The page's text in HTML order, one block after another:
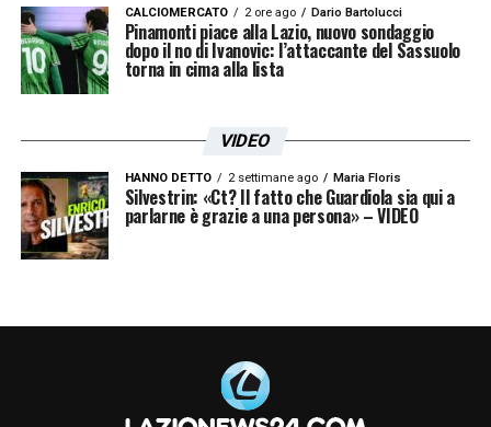
CALCIOMERCATO 2 ore ago Dario Bartolucci
Pinamonti piace alla Lazio, nuovo sondaggio
dopo il no di Ivanovic: l’attaccante del Sassuolo
torna in cima alla lista
VIDEO
HANNO DETTO 2 settimane ago Maria Floris
Silvestrin: «Ct? Il fatto che Guardiola sia qui a
parlarne è grazie a una persona» – VIDEO